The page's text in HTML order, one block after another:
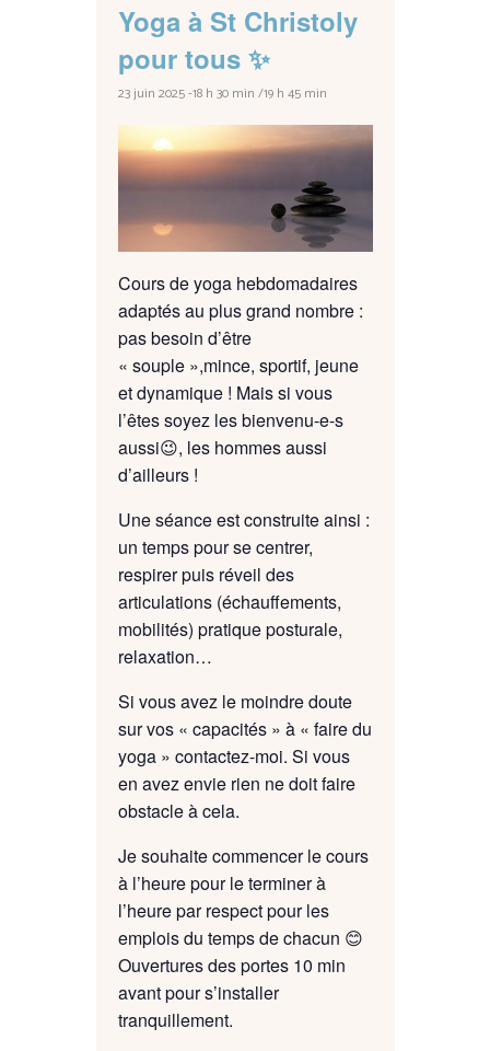
Yoga à St Christoly
pour tous ✨
23 juin 2025 -18 h 30 min /19 h 45 min
Cours de yoga hebdomadaires
adaptés au plus grand nombre :
pas besoin d’être
« souple »,mince, sportif, jeune
et dynamique ! Mais si vous
l’êtes soyez les bienvenu-e-s
aussi😉, les hommes aussi
d’ailleurs !
Une séance est construite ainsi :
un temps pour se centrer,
respirer puis réveil des
articulations (échauffements,
mobilités) pratique posturale,
relaxation…
Si vous avez le moindre doute
sur vos « capacités » à « faire du
yoga » contactez-moi. Si vous
en avez envie rien ne doit faire
obstacle à cela.
Je souhaite commencer le cours
à l’heure pour le terminer à
l’heure par respect pour les
emplois du temps de chacun 😊
Ouvertures des portes 10 min
avant pour s’installer
tranquillement.